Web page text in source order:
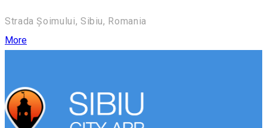
Strada Șoimului, Sibiu, Romania
More